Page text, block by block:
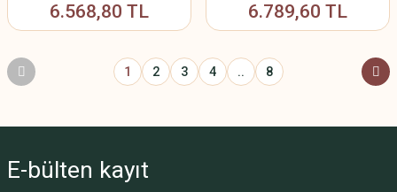
6.568,80 TL 6.789,60 TL
1 2 3 4 .. 8
E-bülten kayıt